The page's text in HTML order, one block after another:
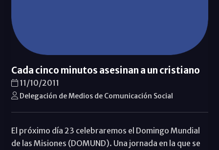
Cada cinco minutos asesinan a un cristiano
11/10/2011
Delegación de Medios de Comunicación Social
El próximo día 23 celebraremos el Domingo Mundial
de las Misiones (DOMUND). Una jornada en la que se